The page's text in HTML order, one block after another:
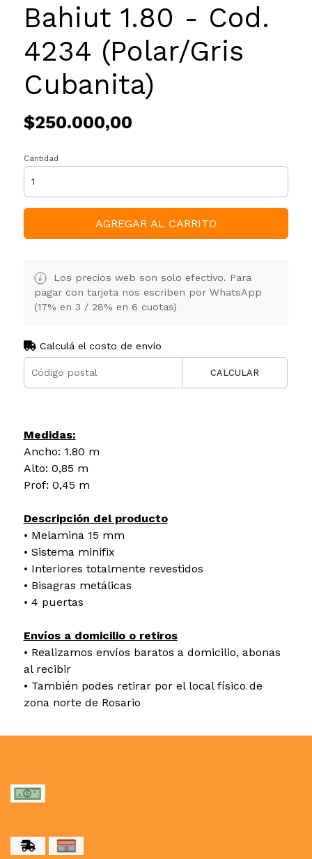
Bahiut 1.80 - Cod.
4234 (Polar/Gris
Cubanita)
$250.000,00
Cantidad
AGREGAR AL CARRITO
Los precios web son solo efectivo. Para
pagar con tarjeta nos escriben por WhatsApp
(17% en 3 / 28% en 6 cuotas)
Calculá el costo de envío
CALCULAR
Medidas:
Ancho: 1.80 m
Alto: 0,85 m
Prof: 0,45 m
Descripción del producto
• Melamina 15 mm
• Sistema minifix
• Interiores totalmente revestidos
• Bisagras metálicas
• 4 puertas
Envíos a domicilio o retiros
• Realizamos envíos baratos a domicilio, abonas
al recibir
• También podes retirar por el local físico de
zona norte de Rosario